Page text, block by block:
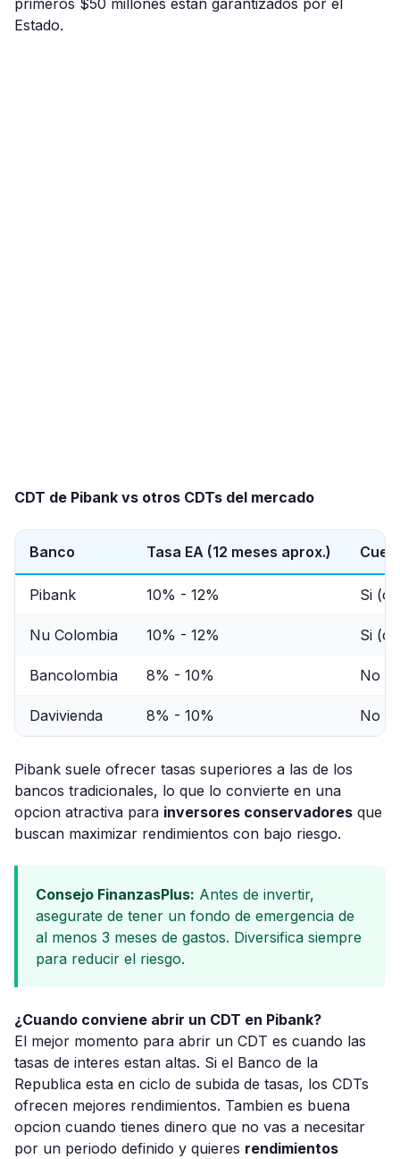
primeros $50 millones estan garantizados por el
Estado.
CDT de Pibank vs otros CDTs del mercado
Banco Tasa EA (12 meses aprox.)
Pibank 10% - 12% Si
Nu Colombia 10% - 12% Si
Bancolombia 8% - 10% No
Davivienda 8% - 10% No
Pibank suele ofrecer tasas superiores a las de los
bancos tradicionales, lo que lo convierte en una
opcion atractiva para inversores conservadores que
buscan maximizar rendimientos con bajo riesgo.
Consejo FinanzasPlus: Antes de invertir,
asegurate de tener un fondo de emergencia de
al menos 3 meses de gastos. Diversifica siempre
para reducir el riesgo.
¿Cuando conviene abrir un CDT en Pibank?
El mejor momento para abrir un CDT es cuando las
tasas de interes estan altas. Si el Banco de la
Republica esta en ciclo de subida de tasas, los CDTs
ofrecen mejores rendimientos. Tambien es buena
opcion cuando tienes dinero que no vas a necesitar
por un periodo definido y quieres rendimientos